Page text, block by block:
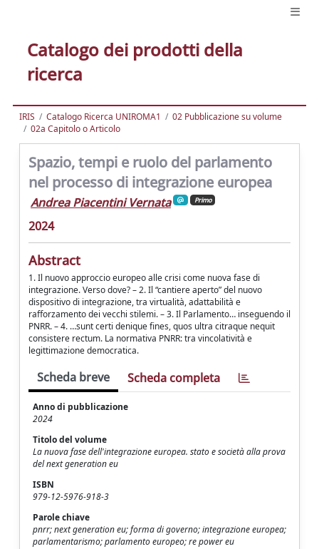
Catalogo dei prodotti della
ricerca
IRIS Catalogo Ricerca UNIROMA1
02 Pubblicazione su volume
02a Capitolo o Articolo
Spazio, tempi e ruolo del parlamento
nel processo di integrazione europea
Andrea Piacentini Vernata Primo
2024
Abstract
1. Il nuovo approccio europeo alle crisi come nuova fase di
integrazione. Verso dove? – 2. Il “cantiere aperto” del nuovo
dispositivo di integrazione, tra virtualità, adattabilità e
rafforzamento dei vecchi stilemi. – 3. Il Parlamento… inseguendo il
PNRR. – 4. …sunt certi denique fines, quos ultra citraque nequit
consistere rectum. La normativa PNRR: tra vincolatività e
legittimazione democratica.
Scheda breve Scheda completa
Anno di pubblicazione
2024
Titolo del volume
La nuova fase dell'integrazione europea. stato e società alla prova
del next generation eu
ISBN
979-12-5976-918-3
Parole chiave
pnrr; next generation eu; forma di governo; integrazione europea;
parlamentarismo; parlamento europeo; re power eu